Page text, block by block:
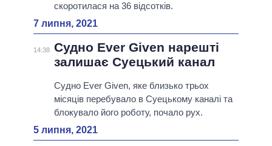
скоротилася на 36 відсотків.
7 липня, 2021
14:38 Судно Ever Given нарешті
залишає Суецький канал
Судно Ever Given, яке близько трьох
місяців перебувало в Суецькому каналі та
блокувало його роботу, почало рух.
5 липня, 2021